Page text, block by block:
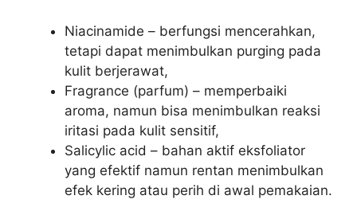
Niacinamide – berfungsi mencerahkan,
tetapi dapat menimbulkan purging pada
kulit berjerawat,
Fragrance (parfum) – memperbaiki
aroma, namun bisa menimbulkan reaksi
iritasi pada kulit sensitif,
Salicylic acid – bahan aktif eksfoliator
yang efektif namun rentan menimbulkan
efek kering atau perih di awal pemakaian.